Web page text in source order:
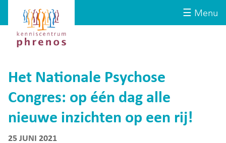
☰ Menu
Kenniscentrum
Phrenos
website
Het Nationale Psychose
Congres: op één dag alle
nieuwe inzichten op een rij!
25 JUNI 2021